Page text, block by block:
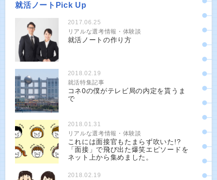
就活ノートPick Up
2017.06.25
リアルな選考情報・体験談
就活ノートの作り方
2018.02.19
就活特集記事
コネ0の僕がテレビ局の内定を貰うま
で
2018.01.31
リアルな選考情報・体験談
これには面接官もたまらず吹いた!?
「面接」で飛び出た爆笑エピソードを
ネット上から集めました。
2018.02.19